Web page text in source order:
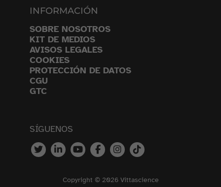
INFORMACIÓN
SOBRE NOSOTROS
KIT DE MEDIOS
AVISOS LEGALES
COOKIES
PROTECCIÓN DE DATOS
CGU
GTC
SÍGUENOS
Copyright © 2026 Vittascience